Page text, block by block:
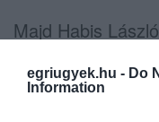
egriugyek.hu - Do
Information
Majd Habis
döntés, „az